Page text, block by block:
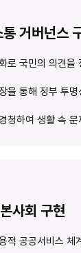
통 거버넌스
로 국민의 의견을
을 통해 정부 투명
청하여 생활 속 문
사회 구현
적 공공서비스 체